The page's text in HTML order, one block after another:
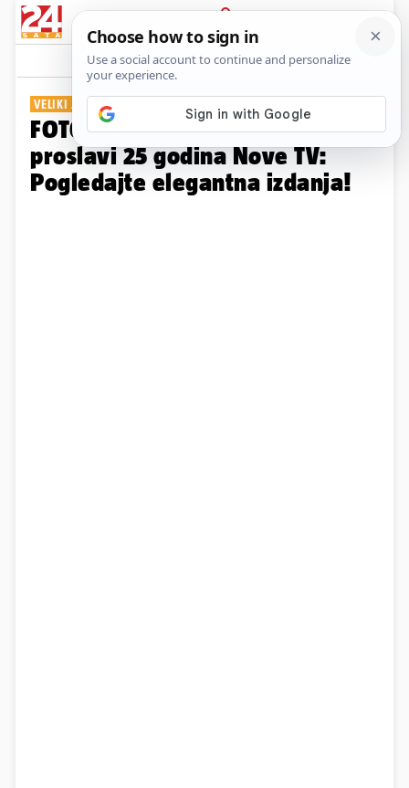
PRIJAVA
Galerija Komentari
VELIKI JUBILEJ
FOTO Zvijezde su zablistale na
proslavi 25 godina Nove TV:
Pogledajte elegantna izdanja!